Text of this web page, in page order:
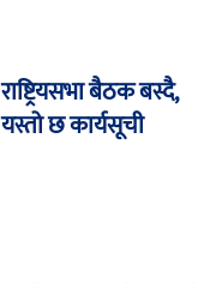
राष्ट्रियसभा बैठक बस्दै,
यस्तो छ कार्यसूची